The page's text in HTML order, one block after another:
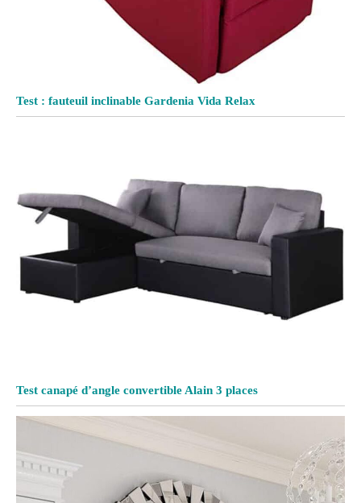
Test : fauteuil inclinable Gardenia Vida Relax
Test canapé d’angle convertible Alain 3 places